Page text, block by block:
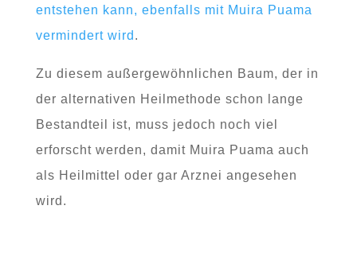
entstehen kann, ebenfalls mit Muira Puama
vermindert wird .
Zu diesem außergewöhnlichen Baum, der in
der alternativen Heilmethode schon lange
Bestandteil ist, muss jedoch noch viel
erforscht werden, damit Muira Puama auch
als Heilmittel oder gar Arznei angesehen
wird.